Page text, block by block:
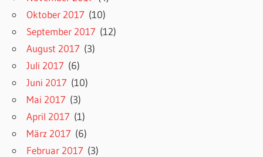
Oktober 2017 (10)
September 2017 (12)
August 2017 (3)
Juli 2017 (6)
Juni 2017 (10)
Mai 2017 (3)
April 2017 (1)
März 2017 (6)
Februar 2017 (3)